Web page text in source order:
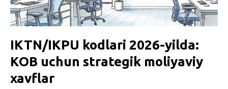
IKTN/IKPU kodlari 2026-yilda:
KOB uchun strategik moliyaviy
xavflar